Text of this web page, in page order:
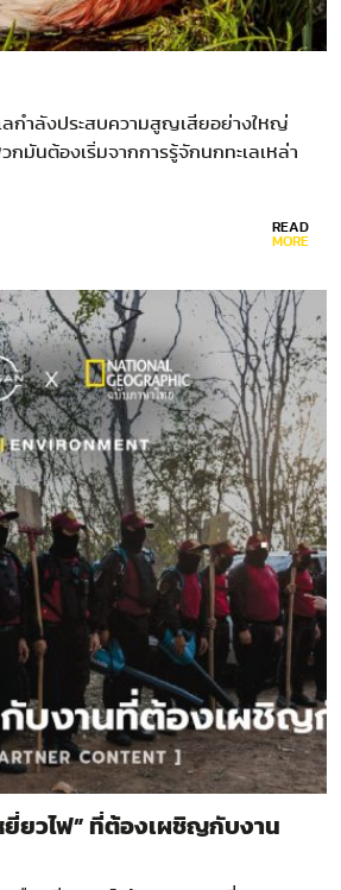
ลกำลังประสบความสูญเสียอย่างใหญ่
กมันต้องเริ่มจากการรู้จักนกทะเลเหล่า
READ
MORE
ยี่ยวไฟ” ที่ต้องเผชิญกับงาน